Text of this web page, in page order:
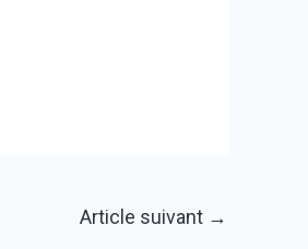
Article suivant →